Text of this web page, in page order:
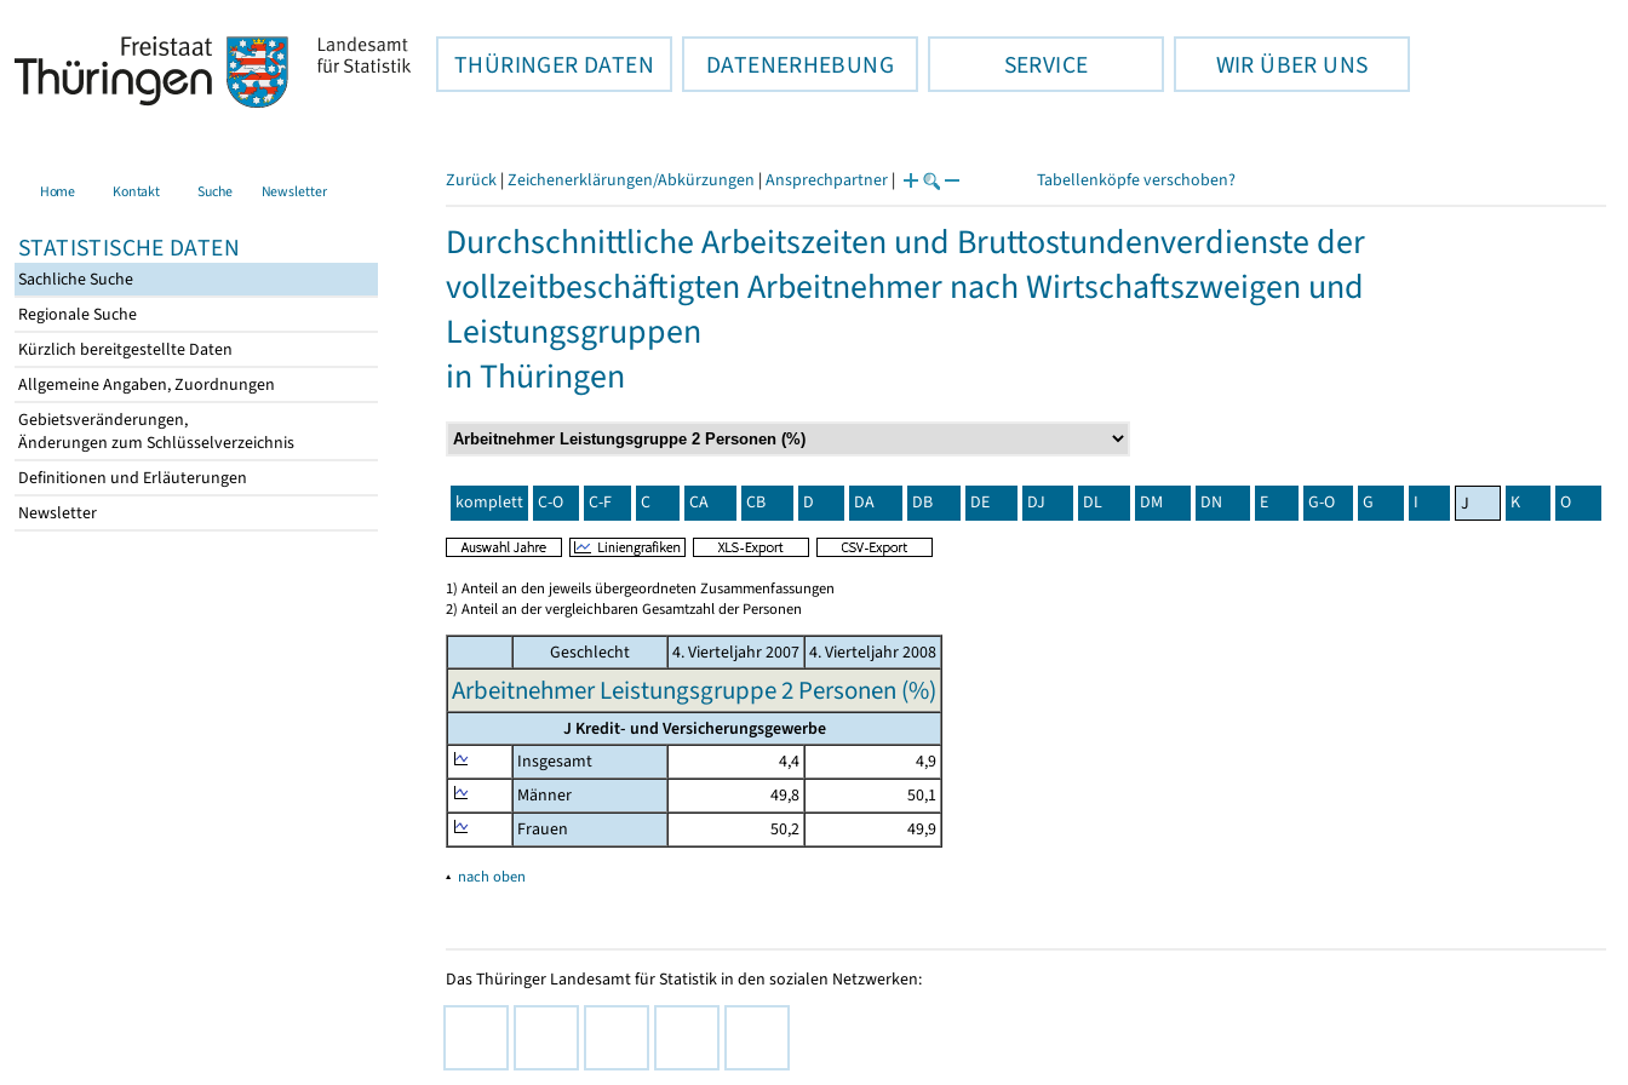
THÜRINGER DATEN DATENERHEBUNG SERVICE WIR ÜBER UNS
Home Kontakt Suche Newsletter
STATISTISCHE DATEN
Sachliche Suche
Regionale Suche
Kürzlich bereitgestellte Daten
Allgemeine Angaben, Zuordnungen
Gebietsveränderungen,
Änderungen zum Schlüsselverzeichnis
Definitionen und Erläuterungen
Newsletter
Zurück | Zeichenerklärungen/Abkürzungen | Ansprechpartner | Tabellenköpfe verschoben?
Durchschnittliche Arbeitszeiten und Bruttostundenverdienste der
vollzeitbeschäftigten Arbeitnehmer nach Wirtschaftszweigen und
Leistungsgruppen
in Thüringen
komplett C-O C-F C CA CB D DA DB DE DJ DL DM DN E G-O G I J K O
1) Anteil an den jeweils übergeordneten Zusammenfassungen
2) Anteil an der vergleichbaren Gesamtzahl der Personen
Geschlecht 4. Vierteljahr 2007 4. Vierteljahr 2008
Arbeitnehmer Leistungsgruppe 2 Personen (%)
J Kredit- und Versicherungsgewerbe
Insgesamt
4,4
4,9
Männer
49,8
50,1
Frauen
50,2 49,9
▴ nach oben
Das Thüringer Landesamt für Statistik in den sozialen Netzwerken: